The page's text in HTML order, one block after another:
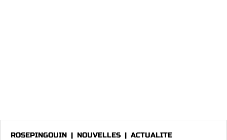
ROSEPINGOUIN | NOUVELLES | ACTUALITE